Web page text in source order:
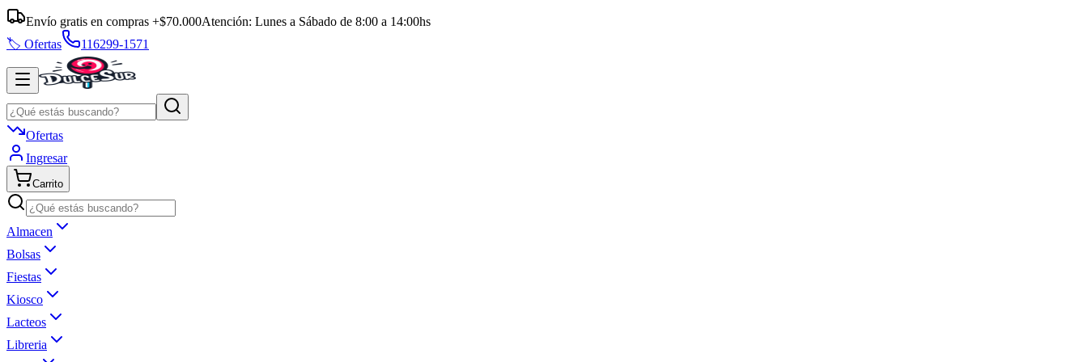
Envío gratis en compras +$70.000Atención: Lunes a Sábado de 8:00 a 14:00hs
🏷️ Ofertas
116299-1571
Ofertas
Ingresar
Carrito
Almacen
Bolsas
Fiestas
Kiosco
Lacteos
Libreria